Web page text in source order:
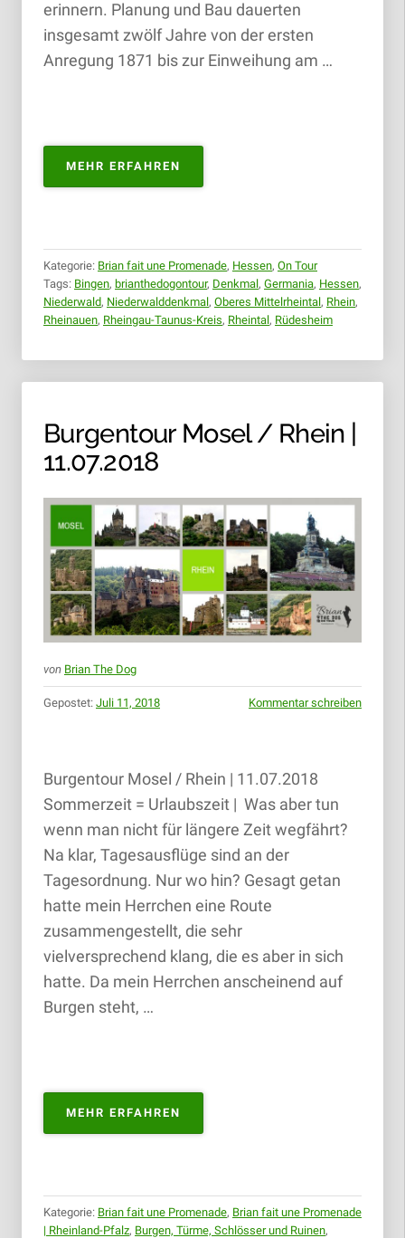
erinnern. Planung und Bau dauerten
insgesamt zwölf Jahre von der ersten
Anregung 1871 bis zur Einweihung am …
MEHR ERFAHREN
RÜDESHEIM
Kategorie: Brian fait une Promenade, Hessen, On Tour
Tags: Bingen, brianthedogontour, Denkmal, Germania, Hessen,
Niederwald, Niederwalddenkmal, Oberes Mittelrheintal, Rhein,
Rheinauen, Rheingau-Taunus-Kreis, Rheintal, Rüdesheim
Burgentour Mosel / Rhein |
11.07.2018
von Brian The Dog
Gepostet: Juli 11, 2018 Kommentar schreiben
Burgentour Mosel / Rhein | 11.07.2018
Sommerzeit = Urlaubszeit | Was aber tun
wenn man nicht für längere Zeit wegfährt?
Na klar, Tagesausflüge sind an der
Tagesordnung. Nur wo hin? Gesagt getan
hatte mein Herrchen eine Route
zusammengestellt, die sehr
vielversprechend klang, die es aber in sich
hatte. Da mein Herrchen anscheinend auf
Burgen steht, …
MEHR ERFAHREN
MOSEL
Kategorie: Brian fait une Promenade, Brian fait une Promenade
| Rheinland-Pfalz, Burgen, Türme, Schlösser und Ruinen,